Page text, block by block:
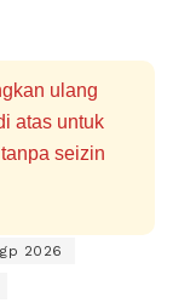
ulang
atas untuk
seizin
2026